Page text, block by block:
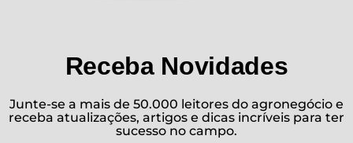
Receba Novidades
Junte-se a mais de 50.000 leitores do agronegócio e
receba atualizações, artigos e dicas incríveis para ter
sucesso no campo.